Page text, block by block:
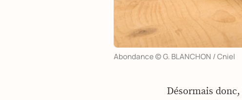
Abondance © G. BLANCHON / Cniel
Désormais donc,